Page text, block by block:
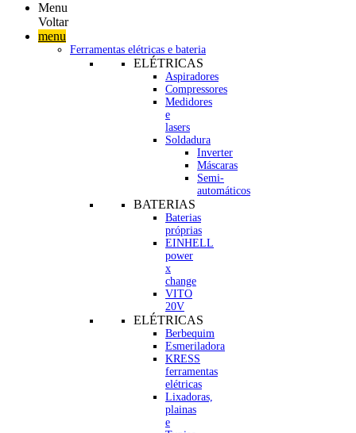
Menu
Voltar
menu
Ferramentas elétricas e bateria
ELÉTRICAS
Aspiradores
Compressores
Medidores
e
lasers
Soldadura
Inverter
Máscaras
Semi-
automáticos
BATERIAS
Baterias
próprias
EINHELL
power
x
change
VITO
20V
ELÉTRICAS
Berbequim
Esmeriladora
KRESS
ferramentas
elétricas
Lixadoras,
plainas
e